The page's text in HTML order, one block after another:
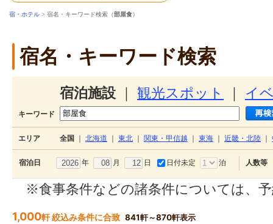
宿・ホテル > 宿名・キーワード検索（部屋食）
宿名・キーワード検索
宿泊施設 観光スポット イ
キーワード
エリア 全国 北海道 東北 関東・甲信越 東海 近畿・北陸
宿泊日 年 月 日 日付未定 泊 人数等
※食事条件などの諸条件については、
1,000軒 絞込み条件に合致 841軒～870軒表示